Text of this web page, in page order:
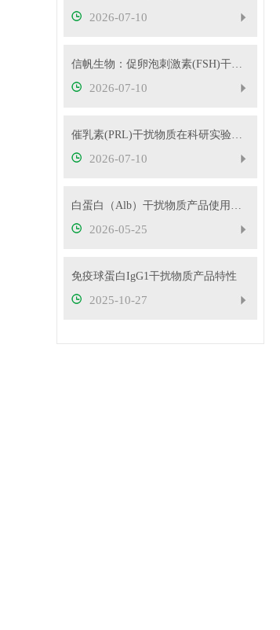
2026-07-10
信帆生物：促卵泡刺激素(FSH)干扰物质使用方法
2026-07-10
催乳素(PRL)干扰物质在科研实验中的应用——南京信帆技术有限公司产品概述
2026-07-10
白蛋白（Alb）干扰物质产品使用方法
2026-05-25
免疫球蛋白IgG1干扰物质产品特性
2025-10-27